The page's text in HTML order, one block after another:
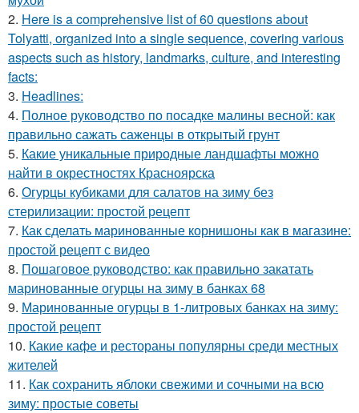
2. Here is a comprehensive list of 60 questions about
Tolyatti, organized into a single sequence, covering various
aspects such as history, landmarks, culture, and interesting
facts:
3. Headlines:
4. Полное руководство по посадке малины весной: как
правильно сажать саженцы в открытый грунт
5. Какие уникальные природные ландшафты можно
найти в окрестностях Красноярска
6. Огурцы кубиками для салатов на зиму без
стерилизации: простой рецепт
7. Как сделать маринованные корнишоны как в магазине:
простой рецепт с видео
8. Пошаговое руководство: как правильно закатать
маринованные огурцы на зиму в банках 68
9. Маринованные огурцы в 1-литровых банках на зиму:
простой рецепт
10. Какие кафе и рестораны популярны среди местных
жителей
11. Как сохранить яблоки свежими и сочными на всю
зиму: простые советы